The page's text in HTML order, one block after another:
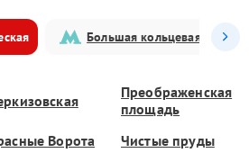
Большая кольцевая
Преображенская
площадь
Ворота Чистые пруды